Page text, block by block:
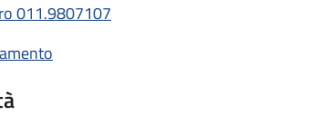
011.9807107